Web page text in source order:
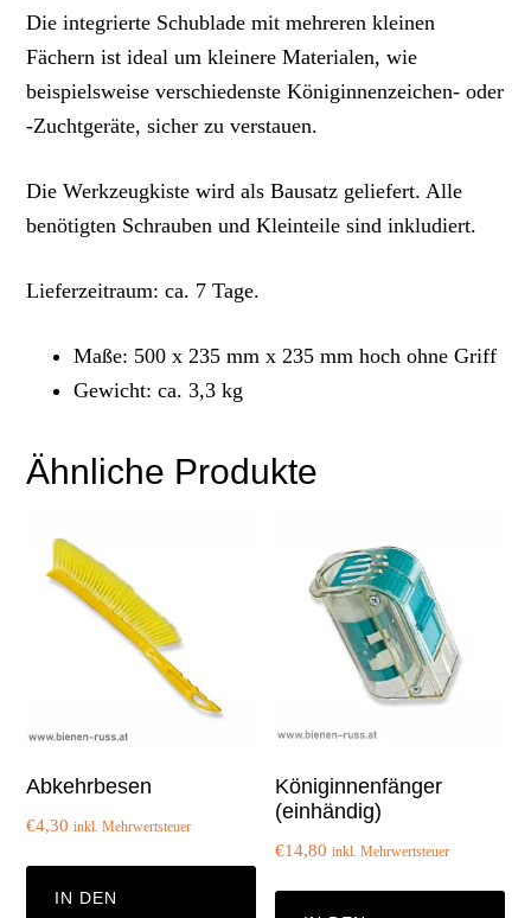
Die integrierte Schublade mit mehreren kleinen
Fächern ist ideal um kleinere Materialen, wie
beispielsweise verschiedenste Königinnenzeichen- oder
-Zuchtgeräte, sicher zu verstauen.
Die Werkzeugkiste wird als Bausatz geliefert. Alle
benötigten Schrauben und Kleinteile sind inkludiert.
Lieferzeitraum: ca. 7 Tage.
Maße: 500 x 235 mm x 235 mm hoch ohne Griff
Gewicht: ca. 3,3 kg
Ähnliche Produkte
Abkehrbesen
€4,30 inkl. Mehrwertsteuer
IN DEN
Königinnenfänger
(einhändig)
€14,80 inkl. Mehrwertsteuer